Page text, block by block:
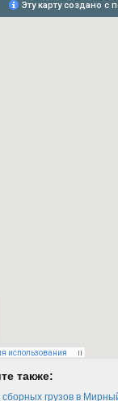
также:
сборных грузов в